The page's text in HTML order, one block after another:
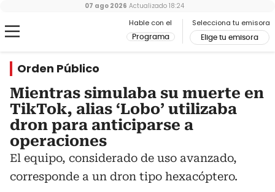
Hable con el
Programa
Selecciona tu emisora
Elige tu emisora
07 ago 2026 Actualizado 18:24
Orden Público
Mientras simulaba su muerte en
TikTok, alias ‘Lobo’ utilizaba
dron para anticiparse a
operaciones
El equipo, considerado de uso avanzado,
corresponde a un dron tipo hexacóptero.